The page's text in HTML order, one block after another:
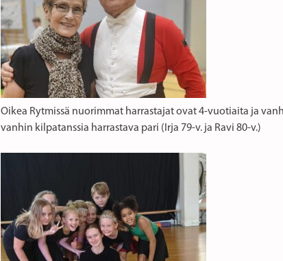
Oikea Rytmissä nuorimmat harrastajat ovat 4-vuotiaita ja
vanhin kilpatanssia harrastava pari (Irja 79-v. ja Ravi 80-v.)